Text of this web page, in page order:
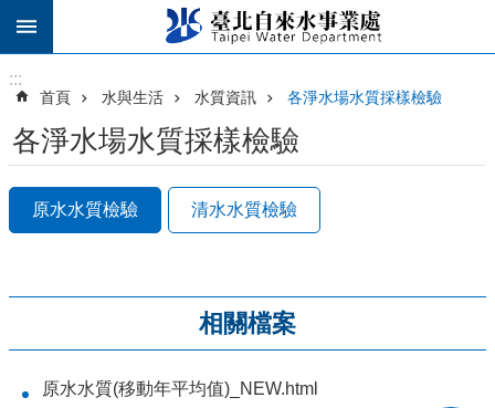
跳到主要內容區塊
:::
首頁 水與生活 水質資訊 各淨水場水質採樣檢驗
各淨水場水質採樣檢驗
原水水質檢驗 清水水質檢驗
相關檔案
原水水質(移動年平均值)_NEW.html